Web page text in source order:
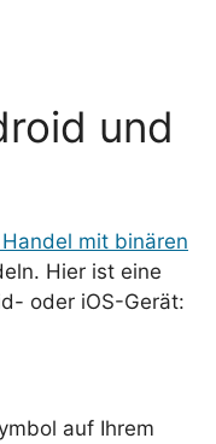
und
mit binären
Hier ist eine
oder iOS-Gerät:
auf Ihrem